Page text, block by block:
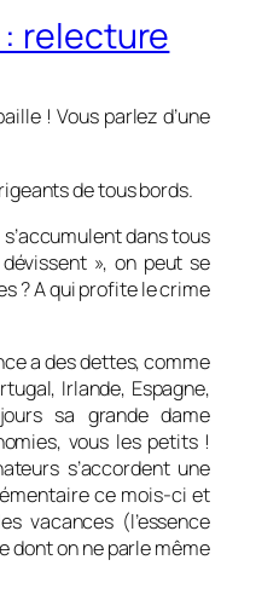
relecture
! Vous parlez d’une
de tous bords.
dans tous
», on peut se
? A qui profite le crime
a des dettes, comme
Irlande, Espagne,
sa grande dame
vous les petits !
s’accordent une
ce mois-ci et
vacances (l’essence
dont on ne parle même